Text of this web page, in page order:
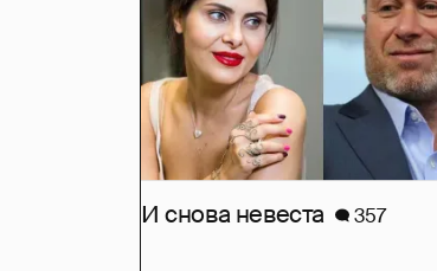
И снова невеста 357